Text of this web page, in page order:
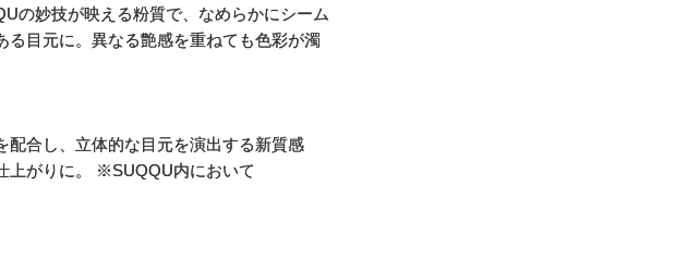
の妙技が映える粉質で、なめらかにシーム
目元に。異なる艶感を重ねても色彩が濁
合し、立体的な目元を演出する新質感
上がりに。 ※SUQQU内において